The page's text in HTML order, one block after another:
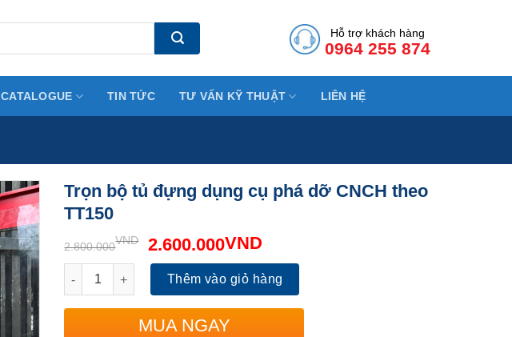
Hỗ trợ khách hàng
0964 255 874
CATALOGUE TIN TỨC TƯ VẤN KỸ THUẬT LIÊN HỆ
Trọn bộ tủ đựng dụng cụ phá dỡ CNCH theo
TT150
2.800.000VND 2.600.000VND
Trọn bộ tủ đựng dụng cụ phá dỡ CNCH theo TT150 số lượng
Thêm vào giỏ hàng
MUA NGAY